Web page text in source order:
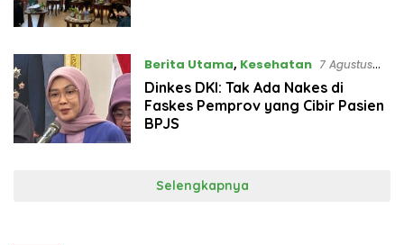
Berita Utama, Kesehatan 7 Agustus
2026
Dinkes DKI: Tak Ada Nakes di
Faskes Pemprov yang Cibir Pasien
BPJS
Selengkapnya